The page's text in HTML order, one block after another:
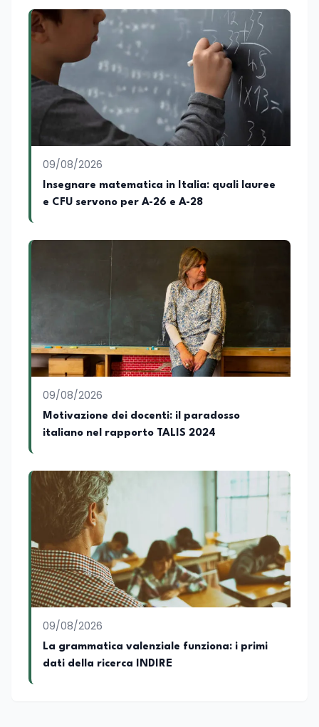
attive del lavoro e delle dinamiche che
legano istruzione, occupazione e
sviluppo delle competenze. Alla
preparazione economica e professionale
affianca una grande passione per la
lettura e per il giornalismo, che ne
arricchiscono il profilo umano e
culturale. Spazia con disinvoltura tra
diverse tematiche, offrendo sempre il
proprio punto di vista con equilibrio,
sensibilità e spirito critico.
09/08/2026
Insegnare matematica in Italia: quali lauree
e CFU servono per A-26 e A-28
09/08/2026
Motivazione dei docenti: il paradosso
italiano nel rapporto TALIS 2024
09/08/2026
La grammatica valenziale funziona: i primi
dati della ricerca INDIRE